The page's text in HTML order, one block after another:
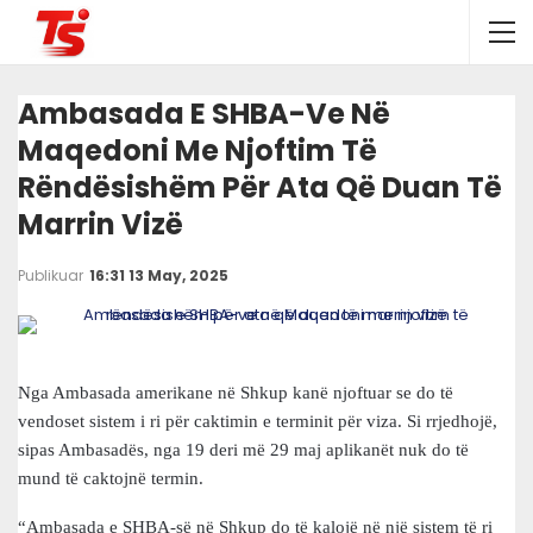
Ambasada E SHBA-Ve Në
Maqedoni Me Njoftim Të
Rëndësishëm Për Ata Që Duan Të
Marrin Vizë
Publikuar 16:31 13 May, 2025
Nga Ambasada amerikane në Shkup kanë njoftuar se do të
vendoset sistem i ri për caktimin e terminit për viza. Si rrjedhojë,
sipas Ambasadës, nga 19 deri më 29 maj aplikanët nuk do të
mund të caktojnë termin.
“Ambasada e SHBA-së në Shkup do të kalojë në një sistem të ri